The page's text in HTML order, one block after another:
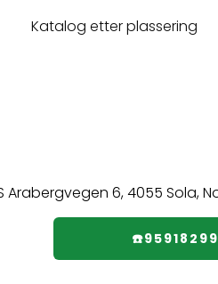
Katalog etter plassering
☎️95918299